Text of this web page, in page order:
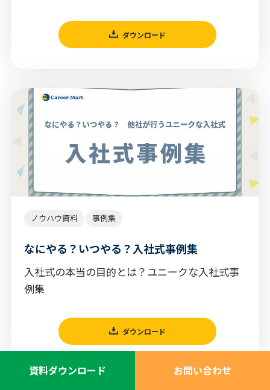
ダウンロード
ノウハウ資料 事例集
なにやる？いつやる？入社式事例集
入社式の本当の目的とは？ユニークな入社式事
例集
ダウンロード
資料ダウンロード お問い合わせ